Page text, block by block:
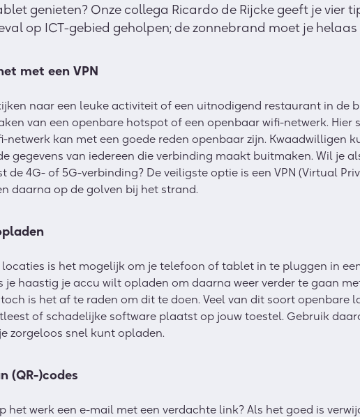
genieten? Onze collega Ricardo de Rijcke geeft je vier
op ICT-gebied geholpen; de zonnebrand moet je
met een VPN
naar een leuke activiteit of een uitnodigend restaurant in de
van een openbare hotspot of een openbaar wifi-netwerk. Hier
netwerk kan met een goede reden openbaar zijn. Kwaadwilligen
gegevens van iedereen die verbinding maakt buitmaken. Wil je
de 4G- of 5G-verbinding? De veiligste optie is een VPN (Virtual
daarna op de golven bij het strand.
is het mogelijk om je telefoon of tablet in te pluggen in
je haastig je accu wilt opladen om daarna weer verder te gaan
is het af te raden om dit te doen. Veel van dit soort openbare
of schadelijke software plaatst op jouw toestel. Gebruik
zorgeloos snel kunt opladen.
(QR-)codes
het werk een e-mail met een verdachte link? Als het goed is